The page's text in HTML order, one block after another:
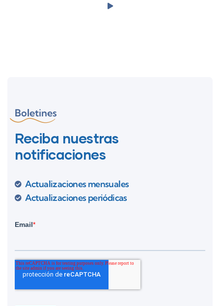
Boletines
Reciba nuestras
notificaciones
Actualizaciones mensuales
Actualizaciones periódicas